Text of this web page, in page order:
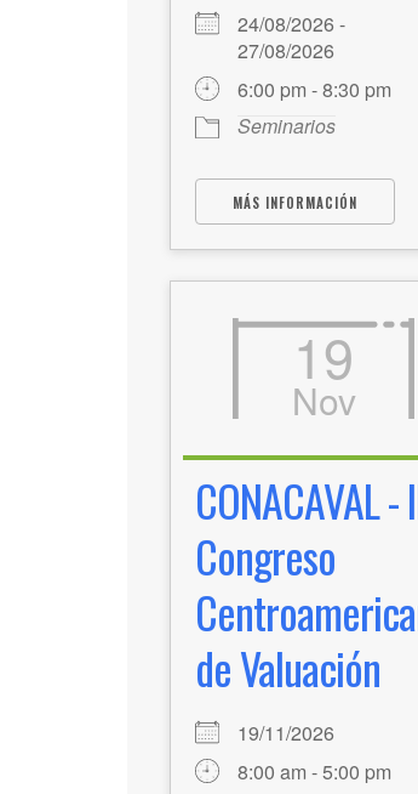
24/08/2026 -
27/08/2026
6:00 pm - 8:30 pm
Seminarios
MÁS INFORMACIÓN
19
Nov
CONACAVAL -
Congreso
de Valuación
19/11/2026
8:00 am - 5:00 pm